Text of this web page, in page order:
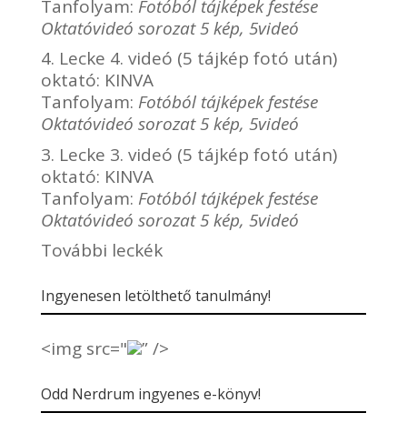
Tanfolyam: Fotóból tájképek festése
Oktatóvideó sorozat 5 kép, 5videó
4. Lecke 4. videó (5 tájkép fotó után)
oktató: KINVA
Tanfolyam: Fotóból tájképek festése
Oktatóvideó sorozat 5 kép, 5videó
3. Lecke 3. videó (5 tájkép fotó után)
oktató: KINVA
Tanfolyam: Fotóból tájképek festése
Oktatóvideó sorozat 5 kép, 5videó
További leckék
Ingyenesen letölthető tanulmány!
<img src=" ” />
Odd Nerdrum ingyenes e-könyv!